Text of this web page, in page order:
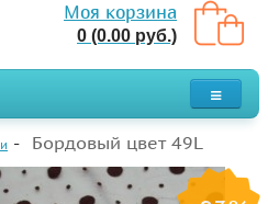
Моя корзина
0 (0.00 руб.)
Бордовый цвет 49L